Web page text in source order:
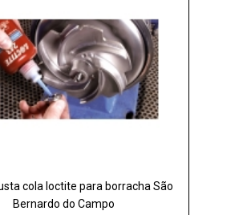
cola loctite para borracha São
Bernardo do Campo